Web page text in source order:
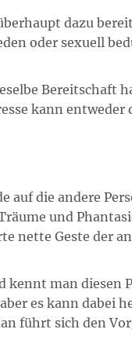
dazu
oder sexuell
Bereitschaft
kann entweder
auf die andere
und
nette Geste der
kennt man diesen
es kann dabei
führt sich den